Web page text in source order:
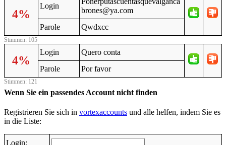
4%
Login
brones@ya.com
Parole
Qwdxcc
Stimmen: 105
4%
Login
Quero conta
Parole
Por favor
Stimmen: 121
Wenn Sie ein passendes Account nicht finden
Registrieren Sie sich in vortexaccounts und alle helfen, indem Sie es
in die Liste:
Login: